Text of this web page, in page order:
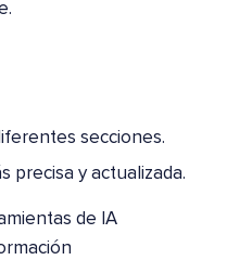
secciones.
precisa y actualizada.
de IA